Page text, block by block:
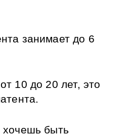
занимает до 6
10 до 20 лет, это
хочешь быть